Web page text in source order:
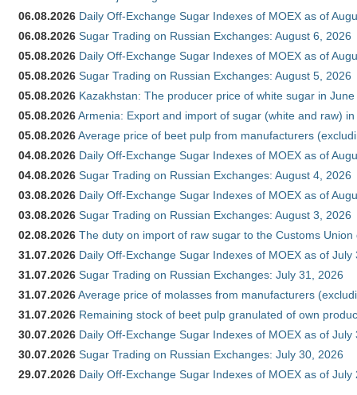
06.08.2026 Daily Off-Exchange Sugar Indexes of MOEX as of
06.08.2026 Sugar Trading on Russian Exchanges: August 6, 2026
05.08.2026 Daily Off-Exchange Sugar Indexes of MOEX as of
05.08.2026 Sugar Trading on Russian Exchanges: August 5, 2026
05.08.2026 Kazakhstan: The producer price of white sugar in
05.08.2026Armenia: Export and import of sugar (white and raw)
05.08.2026Average price of beet pulp from manufacturers
04.08.2026 Daily Off-Exchange Sugar Indexes of MOEX as of
04.08.2026 Sugar Trading on Russian Exchanges: August 4, 2026
03.08.2026 Daily Off-Exchange Sugar Indexes of MOEX as of
03.08.2026 Sugar Trading on Russian Exchanges: August 3, 2026
02.08.2026 The duty on import of raw sugar to the Customs
31.07.2026 Daily Off-Exchange Sugar Indexes of MOEX as of July
31.07.2026 Sugar Trading on Russian Exchanges: July 31, 2026
31.07.2026Average price of molasses from manufacturers
31.07.2026 Remaining stock of beet pulp granulated of own
30.07.2026 Daily Off-Exchange Sugar Indexes of MOEX as of July
30.07.2026 Sugar Trading on Russian Exchanges: July 30, 2026
29.07.2026 Daily Off-Exchange Sugar Indexes of MOEX as of July